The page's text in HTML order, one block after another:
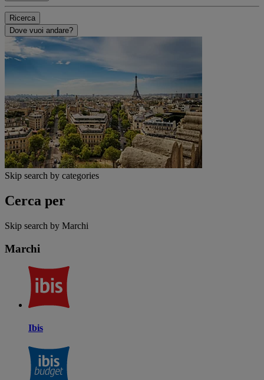
Ricerca
Dove vuoi andare?
Skip search by categories
Cerca per
Skip search by Marchi
Marchi
Ibis